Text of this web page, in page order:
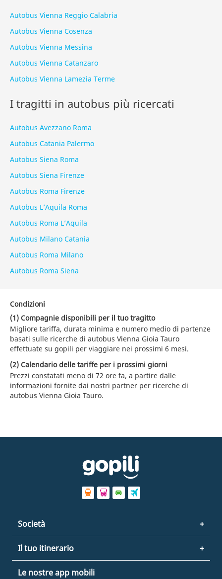
Autobus Vienna Reggio Calabria
Autobus Vienna Cosenza
Autobus Vienna Messina
Autobus Vienna Catanzaro
Autobus Vienna Lamezia Terme
I tragitti in autobus più ricercati
Autobus Avezzano Roma
Autobus Catania Palermo
Autobus Siena Roma
Autobus Siena Firenze
Autobus Roma Firenze
Autobus L’Aquila Roma
Autobus Roma L’Aquila
Autobus Milano Catania
Autobus Roma Milano
Autobus Roma Siena
Condizioni
(1) Compagnie disponibili per il tuo tragitto
Migliore tariffa, durata minima e numero medio di partenze
basati sulle ricerche di autobus Vienna Gioia Tauro
effettuate su gopili per viaggiare nei prossimi 6 mesi.
(2) Calendario delle tariffe per i prossimi giorni
Prezzi constatati meno di 72 ore fa, a partire dalle
informazioni fornite dai nostri partner per ricerche di
autobus Vienna Gioia Tauro.
Società
Il tuo itinerario
Le nostre app mobili